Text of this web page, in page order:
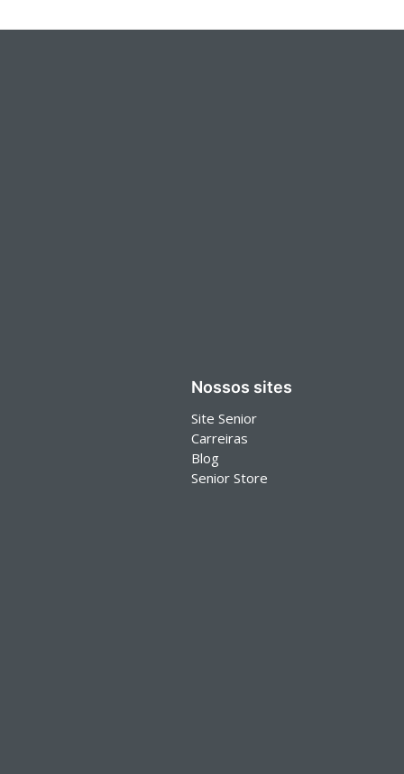
Nossos sites
Site Senior
Carreiras
Blog
Senior Store